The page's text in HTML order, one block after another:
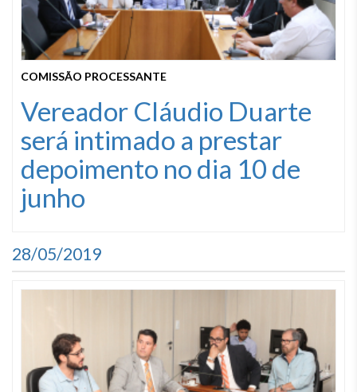
COMISSÃO PROCESSANTE
Vereador Cláudio Duarte
será intimado a prestar
depoimento no dia 10 de
junho
28/05/2019